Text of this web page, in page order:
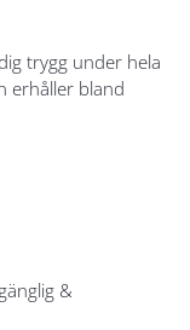
trygg under hela
erhåller bland
&